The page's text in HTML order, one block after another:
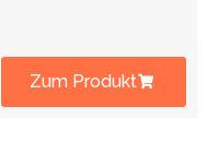
Zum Produkt